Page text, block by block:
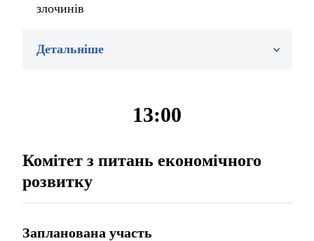
злочинів
Детальніше
13:00
Комітет з питань економічного
розвитку
Запланована участь